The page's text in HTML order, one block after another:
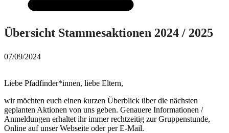
Übersicht Stammesaktionen 2024 / 2025
07/09/2024
Liebe Pfadfinder*innen, liebe Eltern,
wir möchten euch einen kurzen Überblick über die nächsten
geplanten Aktionen von uns geben. Genauere Informationen /
Anmeldungen erhaltet ihr immer rechtzeitig zur Gruppenstunde,
Online auf unser Webseite oder per E-Mail.